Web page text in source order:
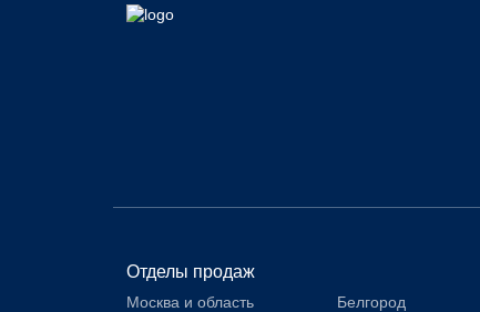
Отделы продаж
Москва и область
Белгород